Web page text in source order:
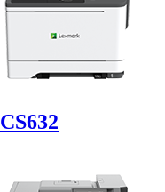
CS632